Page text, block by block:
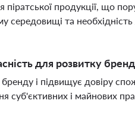
продукції, що
середовищі та необхідність
для розвитку
і підвищує довіру
суб'єктивних і майнових